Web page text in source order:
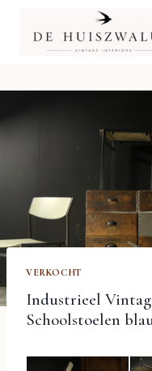
inhoud
VERKOCHT
Industrieel
Schoolstoelen